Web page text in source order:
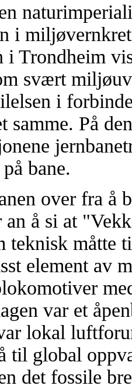
i
i Trondheim
svært
i
samme. På
bane.
over fra å
an å si at
teknisk måtte
element av
var et
lokal
til global
det fossile